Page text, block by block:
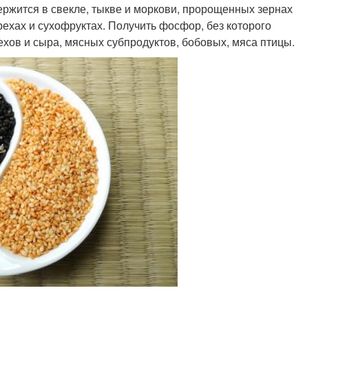
в свекле, тыкве и моркови, пророщенных зернах
и сухофруктах. Получить фосфор, без которого
и сыра, мясных субпродуктов, бобовых, мяса птицы.